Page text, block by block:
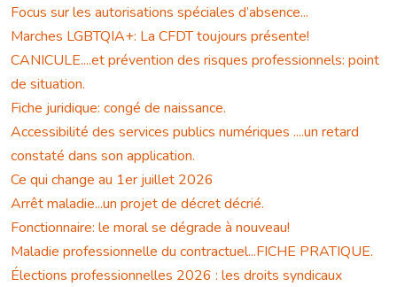
Focus sur les autorisations spéciales d’absence...
Marches LGBTQIA+: La CFDT toujours présente!
CANICULE....et prévention des risques professionnels: point
de situation.
Fiche juridique: congé de naissance.
Accessibilité des services publics numériques ....un retard
constaté dans son application.
Ce qui change au 1er juillet 2026
Arrêt maladie...un projet de décret décrié.
Fonctionnaire: le moral se dégrade à nouveau!
Maladie professionnelle du contractuel...FICHE PRATIQUE.
Élections professionnelles 2026 : les droits syndicaux